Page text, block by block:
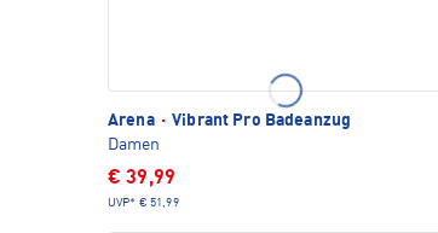
Arena · Vibrant Pro Badeanzug
Damen
€ 39,99
UVP* € 51,99